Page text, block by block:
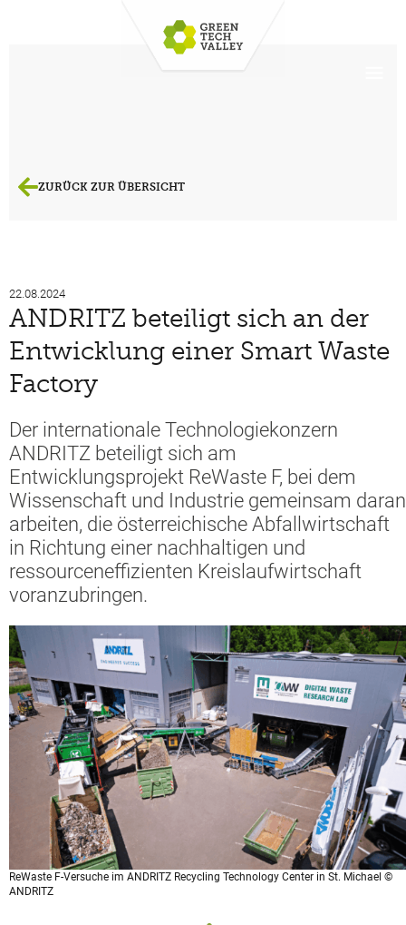
ZURÜCK ZUR ÜBERSICHT
22.08.2024
ANDRITZ beteiligt sich an der
Entwicklung einer Smart Waste
Factory
Der internationale Technologiekonzern
ANDRITZ beteiligt sich am
Entwicklungsprojekt ReWaste F, bei dem
Wissenschaft und Industrie gemeinsam daran
arbeiten, die österreichische Abfallwirtschaft
in Richtung einer nachhaltigen und
ressourceneffizienten Kreislaufwirtschaft
voranzubringen.
ReWaste F-Versuche im ANDRITZ Recycling Technology Center in St. Michael ©
ANDRITZ